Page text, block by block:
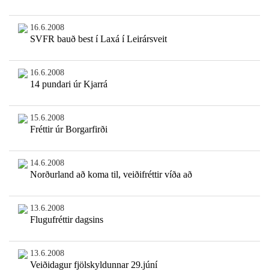
16.6.2008
SVFR bauð best í Laxá í Leirársveit
16.6.2008
14 pundari úr Kjarrá
15.6.2008
Fréttir úr Borgarfirði
14.6.2008
Norðurland að koma til, veiðifréttir víða að
13.6.2008
Flugufréttir dagsins
13.6.2008
Veiðidagur fjölskyldunnar 29.júní